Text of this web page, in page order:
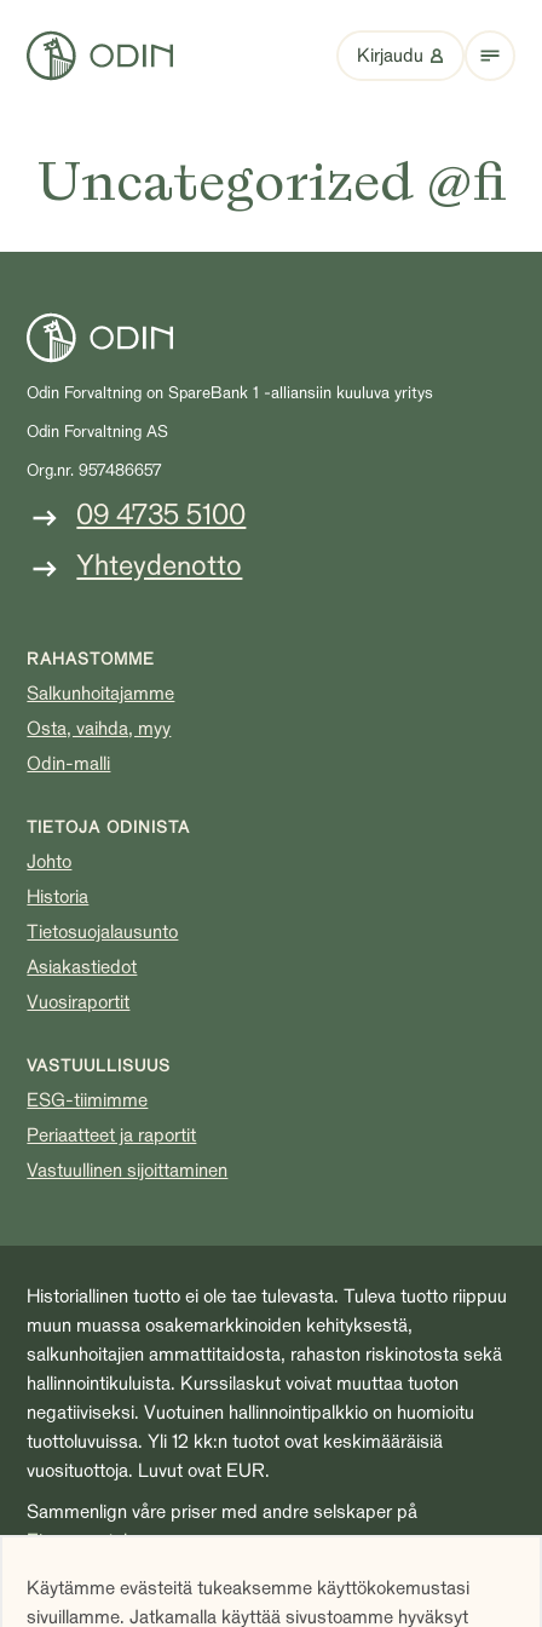
Kirjaudu
Uncategorized @fi
Odin Forvaltning on SpareBank 1 -alliansiin kuuluva yritys
Odin Forvaltning AS
Org.nr. 957486657
09 4735 5100
Yhteydenotto
RAHASTOMME
Salkunhoitajamme
Osta, vaihda, myy
Odin-malli
TIETOJA ODINISTA
Johto
Historia
Tietosuojalausunto
Asiakastiedot
Vuosiraportit
VASTUULLISUUS
ESG-tiimimme
Periaatteet ja raportit
Vastuullinen sijoittaminen
Historiallinen tuotto ei ole tae tulevasta. Tuleva tuotto riippuu
muun muassa osakemarkkinoiden kehityksestä,
salkunhoitajien ammattitaidosta, rahaston riskinotosta sekä
hallinnointikuluista. Kurssilaskut voivat muuttaa tuoton
negatiiviseksi. Vuotuinen hallinnointipalkkio on huomioitu
tuottoluvuissa. Yli 12 kk:n tuotot ovat keskimääräisiä
vuosituottoja. Luvut ovat EUR.
Sammenlign våre priser med andre selskaper på
Finansportalen.no
Nämä nettisivut hyödyntävät evästeitä (cookies). Hyväksyt
evästeiden käytön jatkamalla tämän sivuston käyttämistä.
Käytämme evästeitä tukeaksemme käyttökokemustasi
sivuillamme. Jatkamalla käyttää sivustoamme hyväksyt